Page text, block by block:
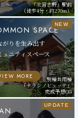
「北習志野」駅前
（徒歩4分・約270m）
SPACE
がりを生み出す
ュニティスペース
MORE
別棟共用棟
「ナラシノヒュッテ」
完成予想CG